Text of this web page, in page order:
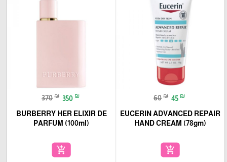
60 ₪ 45 ₪
EUCERIN ADVANCED REPAIR
HAND CREAM (78gm)
add_shopping_cart
370 ₪ 350 ₪
BURBERRY HER ELIXIR DE
PARFUM (100ml)
add_shopping_cart